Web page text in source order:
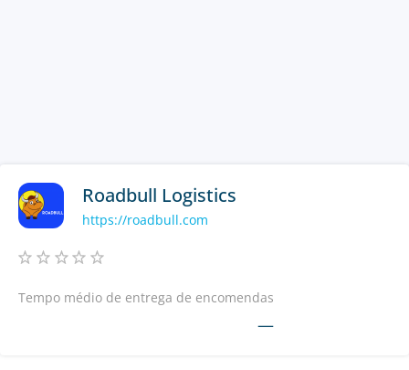
Roadbull Logistics
https://roadbull.com
Tempo médio de entrega de encomendas
—